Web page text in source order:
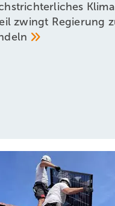
zwingt Regierung